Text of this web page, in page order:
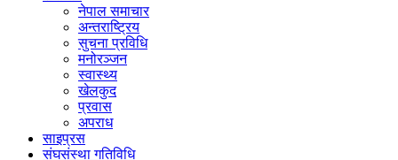
नेपाल समाचार
अन्तराष्ट्रिय
सुचना प्रविधि
मनोरञ्जन
स्वास्थ्य
खेलकुद
प्रवास
अपराध
साइप्रस
संघसंस्था गतिविधि